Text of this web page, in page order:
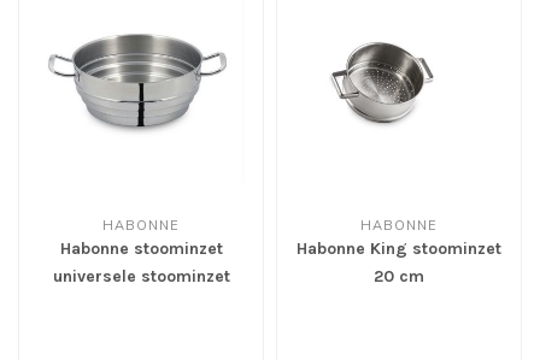
HABONNE
Habonne stoominzet
universele stoominzet
HABONNE
Habonne King stoominzet
20 cm